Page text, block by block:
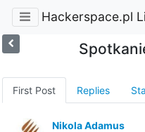
Hackerspace.pl
First Post Replies
Nikola Adamus